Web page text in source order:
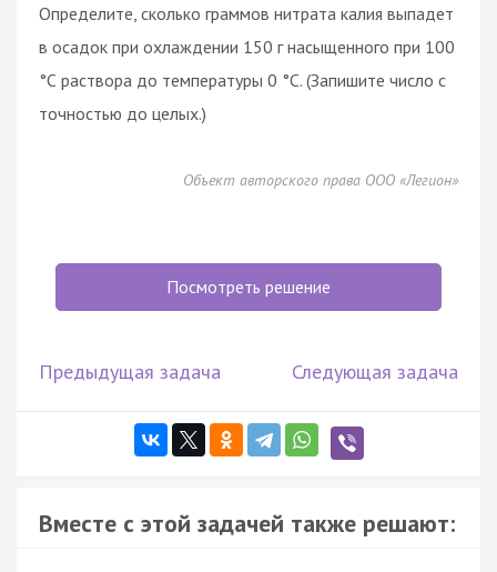
Определите, сколько граммов нитрата калия выпадет
в осадок при охлаждении 150 г насыщенного при 100
°С раствора до температуры 0 °С. (Запишите число с
точностью до целых.)
Объект авторского права ООО «Легион»
Посмотреть решение
Предыдущая задача Следующая задача
Вместе с этой задачей также решают: